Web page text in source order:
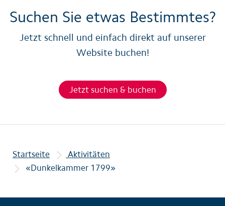
Suchen Sie etwas Bestimmtes?
Jetzt schnell und einfach direkt auf unserer
Website buchen!
Jetzt suchen & buchen
Startseite
Aktivitäten
«Dunkelkammer 1799»